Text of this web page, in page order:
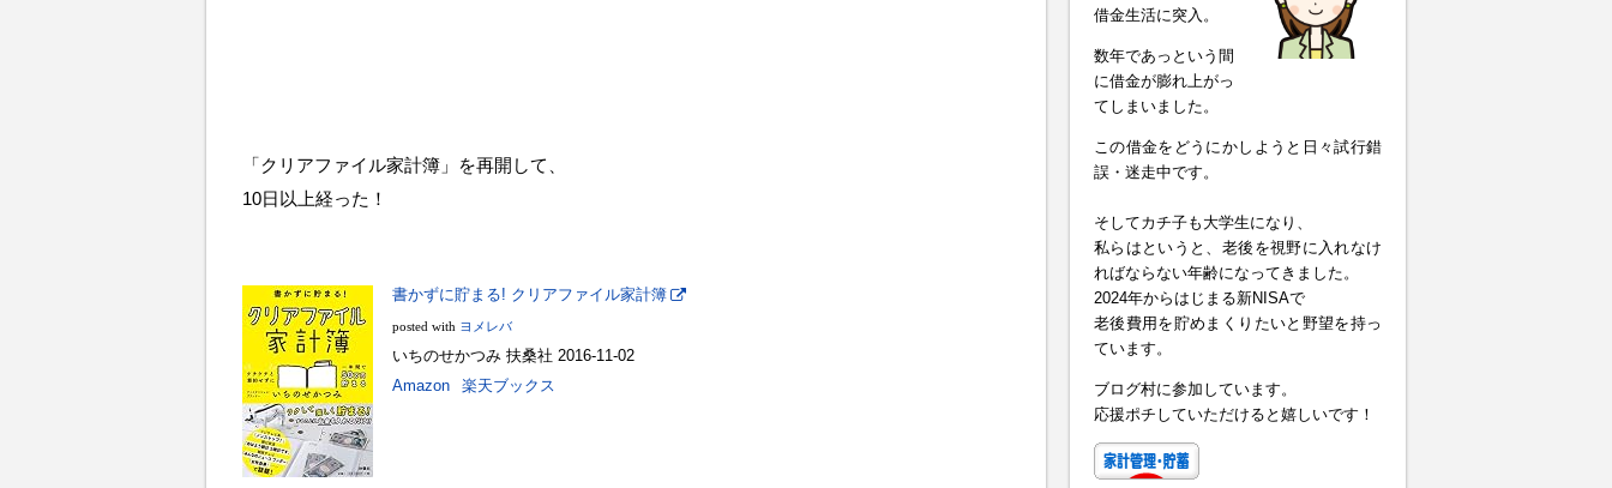
「クリアファイル家計簿」を再開して、
10日以上経った！
書かずに貯まる! クリアファイル家計簿
posted with ヨメレバ
いちのせかつみ 扶桑社 2016-11-02
Amazon
楽天ブックス
借金生活に突入。
数年であっという間
に借金が膨れ上がっ
てしまいました。
この借金をどうにかしようと日々試行錯
誤・迷走中です。
そしてカチ子も大学生になり、
私らはというと、老後を視野に入れなけ
ればならない年齢になってきました。
2024年からはじまる新NISAで
老後費用を貯めまくりたいと野望を持っ
ています。
ブログ村に参加しています。
応援ポチしていただけると嬉しいです！